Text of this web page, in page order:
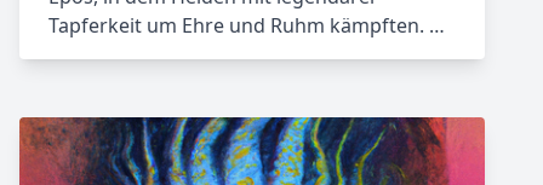
Tapferkeit um Ehre und Ruhm kämpften. …